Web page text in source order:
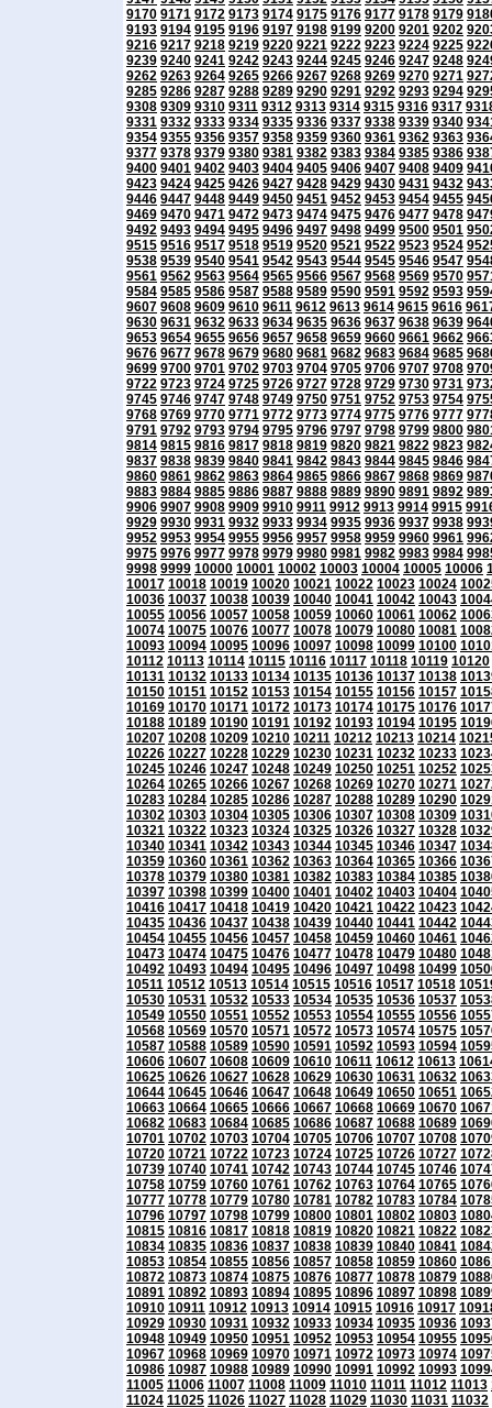
9170 9171 9172 9173 9174 9175 9176 9177 9178 9179
9193 9194 9195 9196 9197 9198 9199 9200 9201 9202
9216 9217 9218 9219 9220 9221 9222 9223 9224 9225
9239 9240 9241 9242 9243 9244 9245 9246 9247 9248
9262 9263 9264 9265 9266 9267 9268 9269 9270 9271
9285 9286 9287 9288 9289 9290 9291 9292 9293 9294
9308 9309 9310 9311 9312 9313 9314 9315 9316 9317
9331 9332 9333 9334 9335 9336 9337 9338 9339 9340
9354 9355 9356 9357 9358 9359 9360 9361 9362 9363
9377 9378 9379 9380 9381 9382 9383 9384 9385 9386
9400 9401 9402 9403 9404 9405 9406 9407 9408 9409
9423 9424 9425 9426 9427 9428 9429 9430 9431 9432
9446 9447 9448 9449 9450 9451 9452 9453 9454 9455
9469 9470 9471 9472 9473 9474 9475 9476 9477 9478
9492 9493 9494 9495 9496 9497 9498 9499 9500 9501
9515 9516 9517 9518 9519 9520 9521 9522 9523 9524
9538 9539 9540 9541 9542 9543 9544 9545 9546 9547
9561 9562 9563 9564 9565 9566 9567 9568 9569 9570
9584 9585 9586 9587 9588 9589 9590 9591 9592 9593
9607 9608 9609 9610 9611 9612 9613 9614 9615 9616
9630 9631 9632 9633 9634 9635 9636 9637 9638 9639
9653 9654 9655 9656 9657 9658 9659 9660 9661 9662
9676 9677 9678 9679 9680 9681 9682 9683 9684 9685
9699 9700 9701 9702 9703 9704 9705 9706 9707 9708
9722 9723 9724 9725 9726 9727 9728 9729 9730 9731
9745 9746 9747 9748 9749 9750 9751 9752 9753 9754
9768 9769 9770 9771 9772 9773 9774 9775 9776 9777
9791 9792 9793 9794 9795 9796 9797 9798 9799 9800
9814 9815 9816 9817 9818 9819 9820 9821 9822 9823
9837 9838 9839 9840 9841 9842 9843 9844 9845 9846
9860 9861 9862 9863 9864 9865 9866 9867 9868 9869
9883 9884 9885 9886 9887 9888 9889 9890 9891 9892
9906 9907 9908 9909 9910 9911 9912 9913 9914 9915
9929 9930 9931 9932 9933 9934 9935 9936 9937 9938
9952 9953 9954 9955 9956 9957 9958 9959 9960 9961
9975 9976 9977 9978 9979 9980 9981 9982 9983 9984
9998 9999 10000 10001 10002 10003 10004 10005 10006
10017 10018 10019 10020 10021 10022 10023 10024
10036 10037 10038 10039 10040 10041 10042 10043
10055 10056 10057 10058 10059 10060 10061 10062
10074 10075 10076 10077 10078 10079 10080 10081
10093 10094 10095 10096 10097 10098 10099 10100
10112 10113 10114 10115 10116 10117 10118 10119 10120
10131 10132 10133 10134 10135 10136 10137 10138
10150 10151 10152 10153 10154 10155 10156 10157
10169 10170 10171 10172 10173 10174 10175 10176
10188 10189 10190 10191 10192 10193 10194 10195
10207 10208 10209 10210 10211 10212 10213 10214
10226 10227 10228 10229 10230 10231 10232 10233
10245 10246 10247 10248 10249 10250 10251 10252
10264 10265 10266 10267 10268 10269 10270 10271
10283 10284 10285 10286 10287 10288 10289 10290
10302 10303 10304 10305 10306 10307 10308 10309
10321 10322 10323 10324 10325 10326 10327 10328
10340 10341 10342 10343 10344 10345 10346 10347
10359 10360 10361 10362 10363 10364 10365 10366
10378 10379 10380 10381 10382 10383 10384 10385
10397 10398 10399 10400 10401 10402 10403 10404
10416 10417 10418 10419 10420 10421 10422 10423
10435 10436 10437 10438 10439 10440 10441 10442
10454 10455 10456 10457 10458 10459 10460 10461
10473 10474 10475 10476 10477 10478 10479 10480
10492 10493 10494 10495 10496 10497 10498 10499
10511 10512 10513 10514 10515 10516 10517 10518
10530 10531 10532 10533 10534 10535 10536 10537
10549 10550 10551 10552 10553 10554 10555 10556
10568 10569 10570 10571 10572 10573 10574 10575
10587 10588 10589 10590 10591 10592 10593 10594
10606 10607 10608 10609 10610 10611 10612 10613
10625 10626 10627 10628 10629 10630 10631 10632
10644 10645 10646 10647 10648 10649 10650 10651
10663 10664 10665 10666 10667 10668 10669 10670
10682 10683 10684 10685 10686 10687 10688 10689
10701 10702 10703 10704 10705 10706 10707 10708
10720 10721 10722 10723 10724 10725 10726 10727
10739 10740 10741 10742 10743 10744 10745 10746
10758 10759 10760 10761 10762 10763 10764 10765
10777 10778 10779 10780 10781 10782 10783 10784
10796 10797 10798 10799 10800 10801 10802 10803
10815 10816 10817 10818 10819 10820 10821 10822
10834 10835 10836 10837 10838 10839 10840 10841
10853 10854 10855 10856 10857 10858 10859 10860
10872 10873 10874 10875 10876 10877 10878 10879
10891 10892 10893 10894 10895 10896 10897 10898
10910 10911 10912 10913 10914 10915 10916 10917
10929 10930 10931 10932 10933 10934 10935 10936
10948 10949 10950 10951 10952 10953 10954 10955
10967 10968 10969 10970 10971 10972 10973 10974
10986 10987 10988 10989 10990 10991 10992 10993
11005 11006 11007 11008 11009 11010 11011 11012 11013
11024 11025 11026 11027 11028 11029 11030 11031 11032